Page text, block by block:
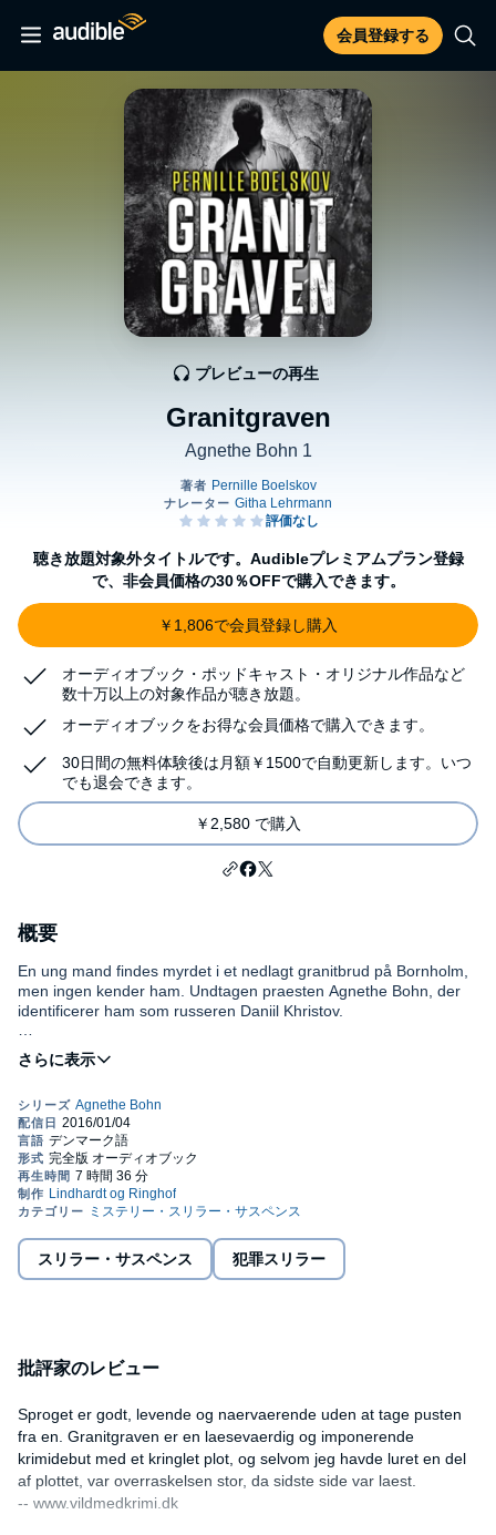
会員登録する
Granitgraven
Agnethe Bohn 1
プレビューの再生
聴き放題対象外タイトルです。Audibleプレミアムプラン登録
で、非会員価格の30％OFFで購入できます。
￥1,806で会員登録し購入
オーディオブック・ポッドキャスト・オリジナル作品など
数十万以上の対象作品が聴き放題。
オーディオブックをお得な会員価格で購入できます。
30日間の無料体験後は月額￥1500で自動更新します。いつ
でも退会できます。
￥2,580 で購入
概要
En ung mand findes myrdet i et nedlagt granitbrud på Bornholm,
men ingen kender ham. Undtagen praesten Agnethe Bohn, der
identificerer ham som russeren Daniil Khristov.
Bornholmerkrimien GRANITGRAVEN er første bind i serien om
praesten Agnethe Bohn. Agnethe har svaert ved at falde til som
efterforskningen af mordet på Daniil Khristov. En mordgåde, der
traekker tråde tilbage til russernes besaettelse af Bornholm i
1945. Samtidig forsøger hun at forholde sig til sin bornholmske
fortid og faetteren Lars, som hun ikke har set i mere end 15 år,
men som nu er politiets efterforsker på sagen.©2015 Lindhardt
og Ringhof (P)2015 Lindhardt og Ringhof
スリラー・サスペンス 犯罪スリラー
批評家のレビュー
Sproget er godt, levende og naervaerende uden at tage pusten
fra en. Granitgraven er en laesevaerdig og imponerende
krimidebut med et kringlet plot, og selvom jeg havde luret en del
af plottet, var overraskelsen stor, da sidste side var laest.
-- www.vildmedkrimi.dk